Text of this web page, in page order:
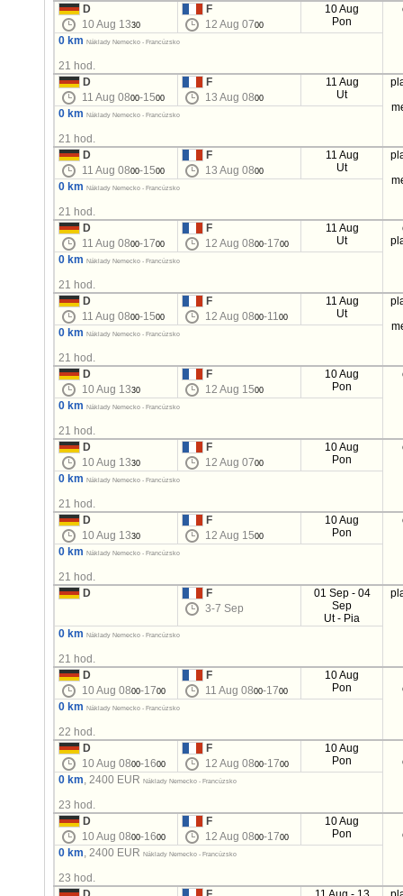
D
10 Aug 1330
F
12 Aug 0700
10 Aug
Pon
0 km Náklady Nemecko - Francúzsko
21 hod.
D
11 Aug 0800-1500
F
13 Aug 0800
11 Aug
Ut
0 km Náklady Nemecko - Francúzsko
21 hod.
D
11 Aug 0800-1500
F
13 Aug 0800
11 Aug
Ut
0 km Náklady Nemecko - Francúzsko
21 hod.
D
11 Aug 0800-1700
F
12 Aug 0800-1700
11 Aug
Ut
0 km
Náklady Nemecko - Francúzsko
21 hod.
D
11 Aug 0800-1500
F
12 Aug 0800-1100
11 Aug
Ut
0 km Náklady Nemecko - Francúzsko
21 hod.
D
10 Aug 1330
F
12 Aug 1500
10 Aug
Pon
0 km Náklady Nemecko - Francúzsko
21 hod.
D
10 Aug 1330
F
12 Aug 0700
10 Aug
Pon
0 km Náklady Nemecko - Francúzsko
21 hod.
D
10 Aug 1330
F
12 Aug 1500
10 Aug
Pon
0 km Náklady Nemecko - Francúzsko
21 hod.
D
F
3-7 Sep
01 Sep - 04
Sep
Ut - Pia
0 km Náklady Nemecko - Francúzsko
21 hod.
D
10 Aug 0800-1700
F
11 Aug 0800-1700
10 Aug
Pon
0 km
Náklady Nemecko - Francúzsko
22 hod.
D
10 Aug 0800-1600
F
12 Aug 0800-1700
10 Aug
Pon
0 km, 2400 EURNáklady Nemecko - Francúzsko
23 hod.
D
10 Aug 0800-1600
F
12 Aug 0800-1700
10 Aug
Pon
0 km, 2400 EURNáklady Nemecko - Francúzsko
23 hod.